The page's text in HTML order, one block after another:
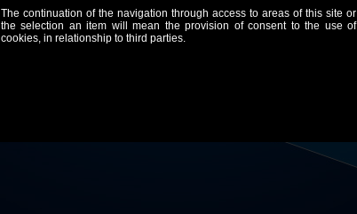
The continuation of the navigation through access to areas of this site or
the selection an item will mean the provision of consent to the use of
cookies, in relationship to third parties.